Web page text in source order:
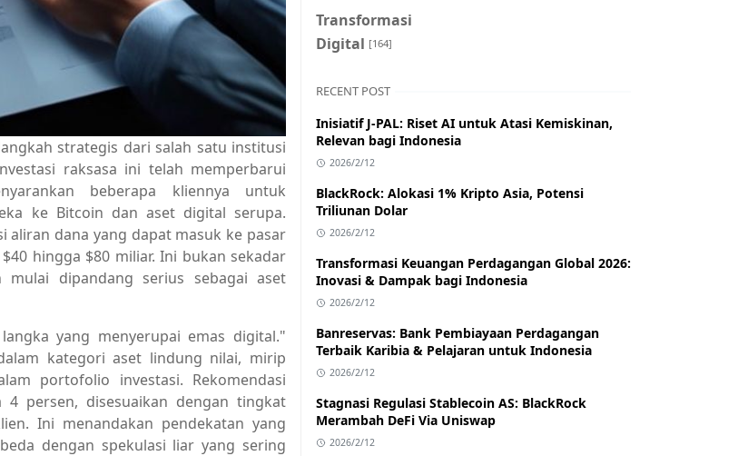
strategis dari salah satu institusi
raksasa ini telah memperbarui
beberapa kliennya untuk
ke Bitcoin dan aset digital serupa.
aliran dana yang dapat masuk ke pasar
hingga $80 miliar. Ini bukan sekadar
mulai dipandang serius sebagai aset
yang menyerupai emas digital."
kategori aset lindung nilai, mirip
portofolio investasi. Rekomendasi
persen, disesuaikan dengan tingkat
Ini menandakan pendekatan yang
dengan spekulasi liar yang sering
Transformasi
Digital [164]
RECENT POST
Inisiatif J-PAL: Riset AI untuk Atasi Kemiskinan,
Relevan bagi Indonesia
2026/2/12
BlackRock: Alokasi 1% Kripto Asia, Potensi
Triliunan Dolar
2026/2/12
Transformasi Keuangan Perdagangan Global 2026:
Inovasi & Dampak bagi Indonesia
2026/2/12
Banreservas: Bank Pembiayaan Perdagangan
Terbaik Karibia & Pelajaran untuk Indonesia
2026/2/12
Stagnasi Regulasi Stablecoin AS: BlackRock
Merambah DeFi Via Uniswap
2026/2/12